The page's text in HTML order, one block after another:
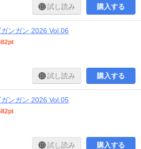
試し読み 購入する
ンガン 2026 Vol.06
試し読み 購入する
ガンガン 2026 Vol.05
試し読み 購入する